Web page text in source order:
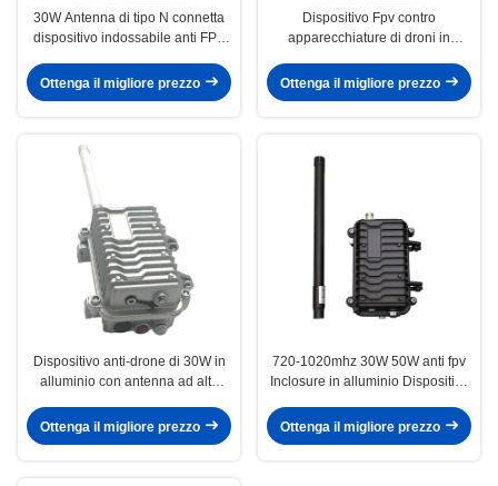
30W Antenna di tipo N connetta
dispositivo indossabile anti FPV
Ottenga il migliore prezzo
Dispositivo Fpv contro
apparecchiature di droni in
Ottenga il migliore prezzo
Dispositivo anti-drone di 30W in
alluminio con antenna ad alto
Ottenga il migliore prezzo
720-1020mhz 30W 50W anti fpv
Inclosure in alluminio Dispositivo
guadagno
Ottenga il migliore prezzo